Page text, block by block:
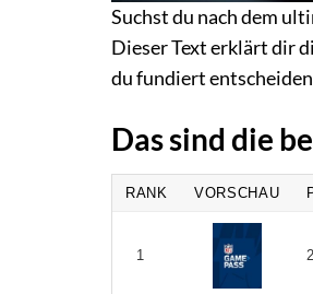
Suchst du nach dem
Dieser Text erklärt dir
du fundiert
Das sind die
RANK VORSCHAU
1